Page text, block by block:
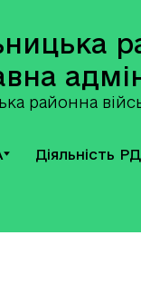
районна
Діяльність